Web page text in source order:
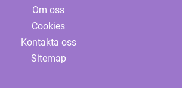
Om oss
Cookies
Kontakta oss
Sitemap